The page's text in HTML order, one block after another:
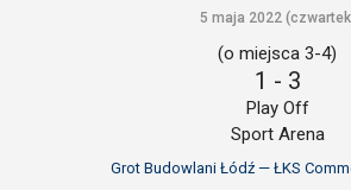
5 maja 2022
(o miejsca 3-4)
1 - 3
Play Off
Sport Arena
Grot Budowlani Łódź — ŁKS